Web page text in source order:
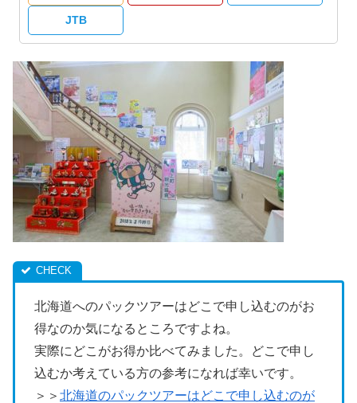
JTB
北海道へのパックツアーはどこで申し込むのがお
得なのか気になるところですよね。
実際にどこがお得か比べてみました。どこで申し
込むか考えている方の参考になれば幸いです。
＞＞ 北海道のパックツアーはどこで申し込むのが